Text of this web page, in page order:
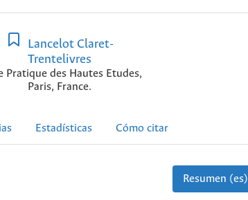
Lancelot Claret-
Trentelivres
Pratique des Hautes Etudes,
Paris, France.
Estadísticas Cómo citar
Resumen (es)